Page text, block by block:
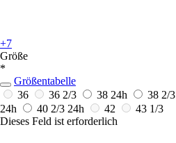
+7
Größe
*
Größentabelle
36
36 2/3 38 24h 38 2/3
24h
40 2/3 24h 42
43 1/3
Dieses Feld ist erforderlich